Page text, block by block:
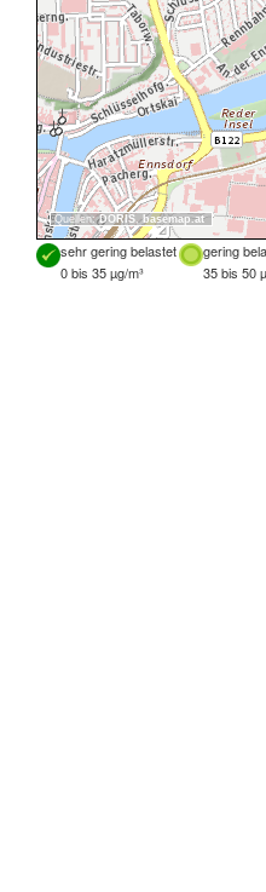
Quellen:DORIS, basemap.at
sehr gering belastet gering
0 bis 35 µg/m³
35 bis 50